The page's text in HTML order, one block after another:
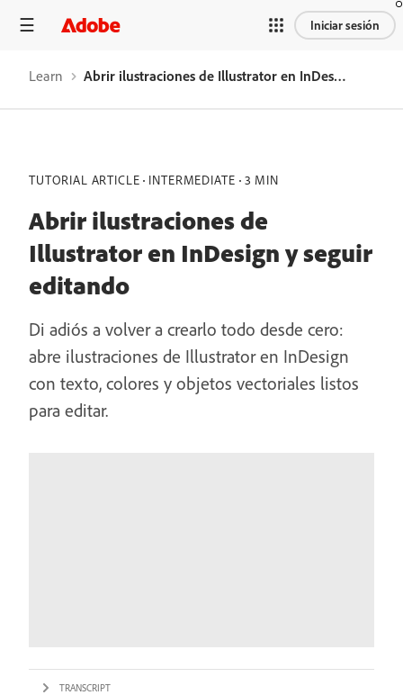
Iniciar sesión
Learn Abrir ilustraciones de Illustrator en InDesign y seguir editando
TUTORIAL ARTICLE INTERMEDIATE 3 MIN
Abrir ilustraciones de
Illustrator en InDesign y seguir
editando
Di adiós a volver a crearlo todo desde cero:
abre ilustraciones de Illustrator en InDesign
con texto, colores y objetos vectoriales listos
para editar.
TRANSCRIPT